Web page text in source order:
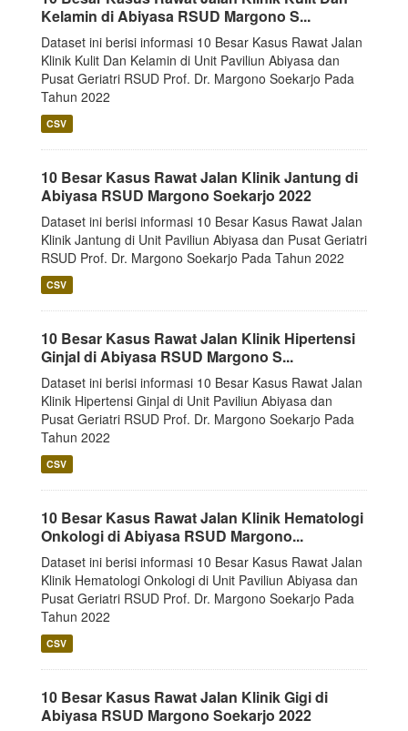
Kelamin di Abiyasa RSUD Margono S...
Dataset ini berisi informasi 10 Besar Kasus Rawat Jalan
Klinik Kulit Dan Kelamin di Unit Paviliun Abiyasa dan
Pusat Geriatri RSUD Prof. Dr. Margono Soekarjo Pada
Tahun 2022
CSV
10 Besar Kasus Rawat Jalan Klinik Jantung di
Abiyasa RSUD Margono Soekarjo 2022
Dataset ini berisi informasi 10 Besar Kasus Rawat Jalan
Klinik Jantung di Unit Paviliun Abiyasa dan Pusat Geriatri
RSUD Prof. Dr. Margono Soekarjo Pada Tahun 2022
CSV
10 Besar Kasus Rawat Jalan Klinik Hipertensi
Ginjal di Abiyasa RSUD Margono S...
Dataset ini berisi informasi 10 Besar Kasus Rawat Jalan
Klinik Hipertensi Ginjal di Unit Paviliun Abiyasa dan
Pusat Geriatri RSUD Prof. Dr. Margono Soekarjo Pada
Tahun 2022
CSV
10 Besar Kasus Rawat Jalan Klinik Hematologi
Onkologi di Abiyasa RSUD Margono...
Dataset ini berisi informasi 10 Besar Kasus Rawat Jalan
Klinik Hematologi Onkologi di Unit Paviliun Abiyasa dan
Pusat Geriatri RSUD Prof. Dr. Margono Soekarjo Pada
Tahun 2022
CSV
10 Besar Kasus Rawat Jalan Klinik Gigi di
Abiyasa RSUD Margono Soekarjo 2022